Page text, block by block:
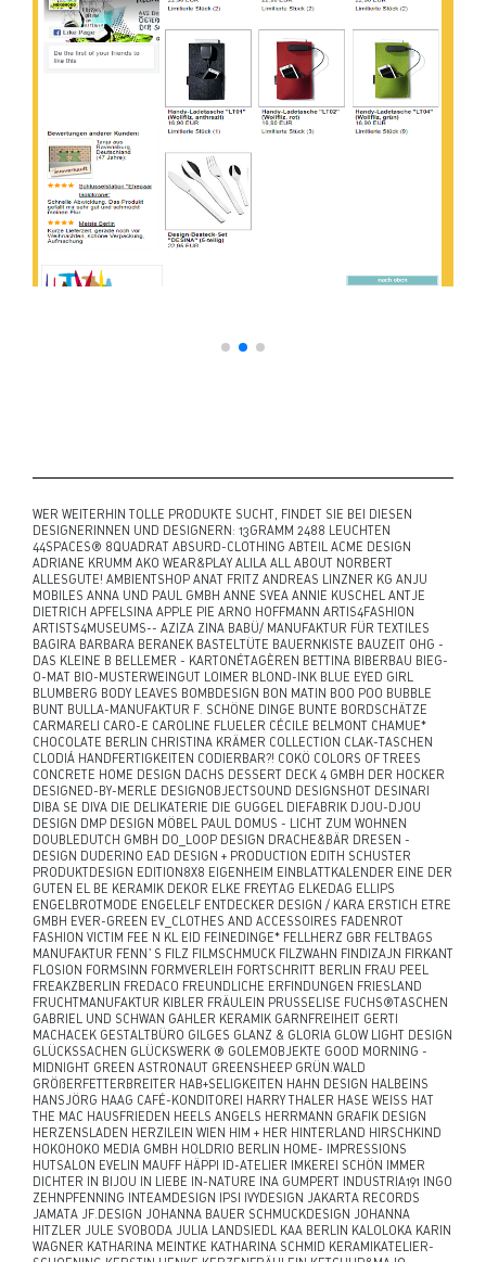
WER WEITERHIN TOLLE PRODUKTE SUCHT, FINDET SIE BEI DIESEN
DESIGNERINNEN UND DESIGNERN: 13GRAMM 2488 LEUCHTEN
44SPACES® 8QUADRAT ABSURD-CLOTHING ABTEIL ACME DESIGN
ADRIANE KRUMM AKO WEAR&PLAY ALILA ALL ABOUT NORBERT
ALLESGUTE! AMBIENTSHOP ANAT FRITZ ANDREAS LINZNER KG ANJU
MOBILES ANNA UND PAUL GMBH ANNE SVEA ANNIE KUSCHEL ANTJE
DIETRICH APFELSINA APPLE PIE ARNO HOFFMANN ARTIS4FASHION
ARTISTS4MUSEUMS-- AZIZA ZINA BABÜ/ MANUFAKTUR FÜR TEXTILES
BAGIRA BARBARA BERANEK BASTELTÜTE BAUERNKISTE BAUZEIT OHG -
DAS KLEINE B BELLEMER - KARTONÉTAGÈREN BETTINA BIBERBAU BIEG-
O-MAT BIO-MUSTERWEINGUT LOIMER BLOND-INK BLUE EYED GIRL
BLUMBERG BODY LEAVES BOMBDESIGN BON MATIN BOO POO BUBBLE
BUNT BULLA-MANUFAKTUR F. SCHÖNE DINGE BUNTE BORDSCHÄTZE
CARMARELI CARO-E CAROLINE FLUELER CÉCILE BELMONT CHAMUE*
CHOCOLATE BERLIN CHRISTINA KRÄMER COLLECTION CLAK-TASCHEN
CLODIÁ HANDFERTIGKEITEN CODIERBAR?! COKÖ COLORS OF TREES
CONCRETE HOME DESIGN DACHS DESSERT DECK 4 GMBH DER HOCKER
DESIGNED-BY-MERLE DESIGNOBJECTSOUND DESIGNSHOT DESINARI
DIBA SE DIVA DIE DELIKATERIE DIE GUGGEL DIEFABRIK DJOU-DJOU
DESIGN DMP DESIGN MÖBEL PAUL DOMUS - LICHT ZUM WOHNEN
DOUBLEDUTCH GMBH DO_LOOP DESIGN DRACHE&BÄR DRESEN -
DESIGN DUDERINO EAD DESIGN + PRODUCTION EDITH SCHUSTER
PRODUKTDESIGN EDITION8X8 EIGENHEIM EINBLATTKALENDER EINE DER
GUTEN EL BE KERAMIK DEKOR ELKE FREYTAG ELKEDAG ELLIPS
ENGELBROTMODE ENGELELF ENTDECKER DESIGN / KARA ERSTICH ETRE
GMBH EVER-GREEN EV_CLOTHES AND ACCESSOIRES FADENROT
FASHION VICTIM FEE N KL EID FEINEDINGE* FELLHERZ GBR FELTBAGS
MANUFAKTUR FENN`S FILZ FILMSCHMUCK FILZWAHN FINDIZAJN FIRKANT
FLOSION FORMSINN FORMVERLEIH FORTSCHRITT BERLIN FRAU PEEL
FREAKZBERLIN FREDACO FREUNDLICHE ERFINDUNGEN FRIESLAND
FRUCHTMANUFAKTUR KIBLER FRÄULEIN PRUSSELISE FUCHS®TASCHEN
GABRIEL UND SCHWAN GAHLER KERAMIK GARNFREIHEIT GERTI
MACHACEK GESTALTBÜRO GILGES GLANZ & GLORIA GLOW LIGHT DESIGN
GLÜCKSSACHEN GLÜCKSWERK ® GOLEMOBJEKTE GOOD MORNING -
MIDNIGHT GREEN ASTRONAUT GREENSHEEP GRÜN.WALD
GRÖßERFETTERBREITER HAB+SELIGKEITEN HAHN DESIGN HALBEINS
HANSJÖRG HAAG CAFÉ-KONDITOREI HARRY THALER HASE WEISS HAT
THE MAC HAUSFRIEDEN HEELS ANGELS HERRMANN GRAFIK DESIGN
HERZENSLADEN HERZILEIN WIEN HIM + HER HINTERLAND HIRSCHKIND
HOKOHOKO MEDIA GMBH HOLDRIO BERLIN HOME- IMPRESSIONS
HUTSALON EVELIN MAUFF HÄPPI ID-ATELIER IMKEREI SCHÖN IMMER
DICHTER IN BIJOU IN LIEBE IN-NATURE INA GUMPERT INDUSTRIA191 INGO
ZEHNPFENNING INTEAMDESIGN IPSI IVYDESIGN JAKARTA RECORDS
JAMATA JF.DESIGN JOHANNA BAUER SCHMUCKDESIGN JOHANNA
HITZLER JULE SVOBODA JULIA LANDSIEDL KAA BERLIN KALOLOKA KARIN
WAGNER KATHARINA MEINTKE KATHARINA SCHMID KERAMIKATELIER-